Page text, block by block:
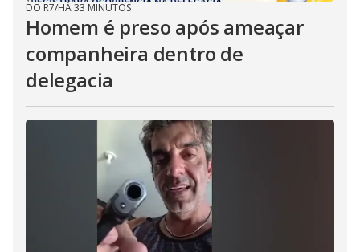
DO R7/HÁ 33 MINUTOS
Homem é preso após ameaçar
companheira dentro de
delegacia